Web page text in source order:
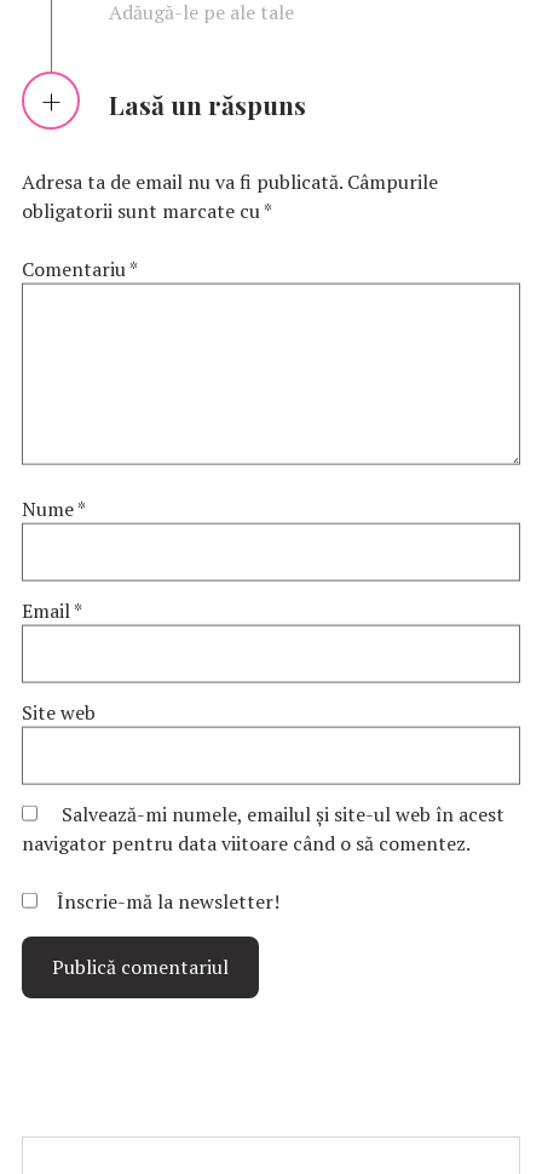
Adăugă-le pe ale tale
Lasă un răspuns
Adresa ta de email nu va fi publicată. Câmpurile
obligatorii sunt marcate cu*
Comentariu*
Nume*
Email*
Site web
Salvează-mi numele, emailul și site-ul web în acest
navigator pentru data viitoare când o să comentez.
Înscrie-mă la newsletter!